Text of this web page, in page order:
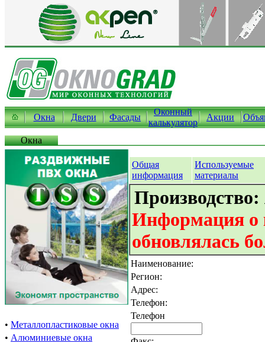
Окна Двери Фасады
Оконный
калькулятор
Акции
Окна
• Металлопластиковые окна
• Алюминиевые окна
Общая
информация
Используемые
материалы
Информация о
обновлялась
Наименование:
Регион:
Адрес:
Телефон:
Телефон